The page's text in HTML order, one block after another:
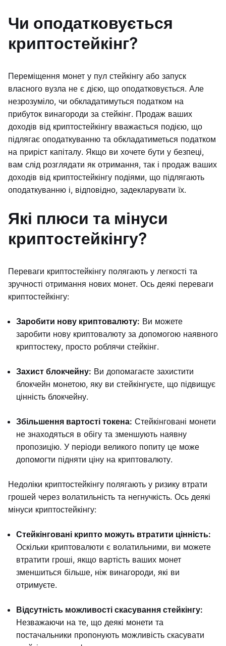
Чи оподатковується
криптостейкінг?
Переміщення монет у пул стейкінгу або запуск
власного вузла не є дією, що оподатковується. Але
незрозуміло, чи обкладатимуться податком на
прибуток винагороди за стейкінг. Продаж ваших
доходів від криптостейкінгу вважається подією, що
підлягає оподаткуванню та обкладатиметься податком
на приріст капіталу. Якщо ви хочете бути у безпеці,
вам слід розглядати як отримання, так і продаж ваших
доходів від криптостейкінгу подіями, що підлягають
оподаткуванню і, відповідно, задекларувати їх.
Які плюси та мінуси
криптостейкінгу?
Переваги криптостейкінгу полягають у легкості та
зручності отримання нових монет. Ось деякі переваги
криптостейкінгу:
Заробити нову криптовалюту: Ви можете
заробити нову криптовалюту за допомогою наявного
криптостеку, просто роблячи стейкінг.
Захист блокчейну: Ви допомагаєте захистити
блокчейн монетою, яку ви стейкінгуєте, що підвищує
цінність блокчейну.
Збільшення вартості токена: Стейкінговані монети
не знаходяться в обігу та зменшують наявну
пропозицію. У періоди великого попиту це може
допомогти підняти ціну на криптовалюту.
Недоліки криптостейкінгу полягають у ризику втрати
грошей через волатильність та негнучкість. Ось деякі
мінуси криптостейкінгу:
Стейкінговані крипто можуть втратити цінність:
Оскільки криптовалюти є волатильними, ви можете
втратити гроші, якщо вартість ваших монет
зменшиться більше, ніж винагороди, які ви
отримуєте.
Відсутність можливості скасування стейкінгу:
Незважаючи на те, що деякі монети та
постачальники пропонують можливість скасувати